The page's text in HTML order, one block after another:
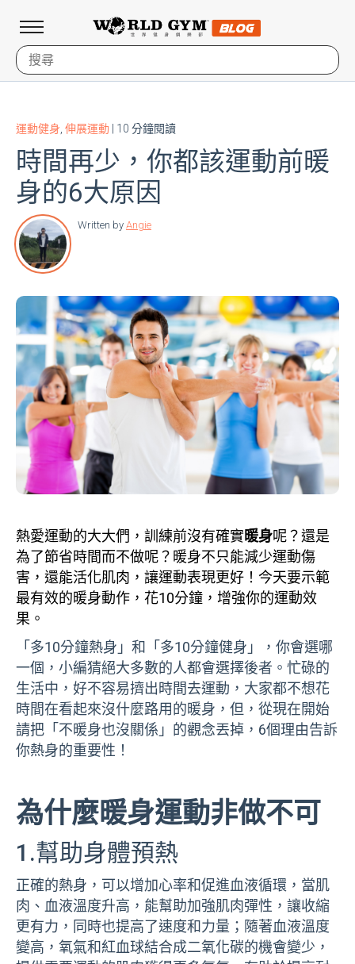
運動健身 伸展運動 | 10 分鐘閱讀
時間再少，你都該運動前暖
身的6大原因
Written by Angie
熱愛運動的大大們，訓練前沒有確實暖身呢？還是
為了節省時間而不做呢？暖身不只能減少運動傷
害，還能活化肌肉，讓運動表現更好！今天要示範
最有效的暖身動作，花10分鐘，增強你的運動效
果。
「多10分鐘熱身」和「多10分鐘健身」，你會選哪
一個，小編猜絕大多數的人都會選擇後者。忙碌的
生活中，好不容易擠出時間去運動，大家都不想花
時間在看起來沒什麼路用的暖身，但，從現在開始
請把「不暖身也沒關係」的觀念丟掉，6個理由告訴
你熱身的重要性！
為什麼暖身運動非做不可
1.幫助身體預熱
正確的熱身，可以增加心率和促進血液循環，當肌
肉、血液溫度升高，能幫助加強肌肉彈性，讓收縮
更有力，同時也提高了速度和力量；隨著血液溫度
變高，氧氣和紅血球結合成二氧化碳的機會變少，